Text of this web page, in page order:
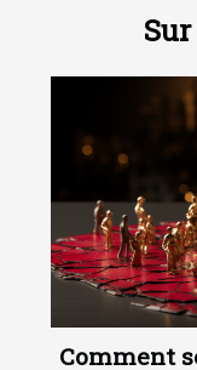
Comment